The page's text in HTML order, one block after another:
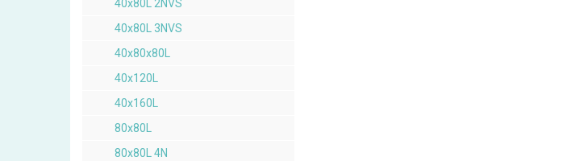
40x80L 2NVS
40x80L 3NVS
40x80x80L
40x120L
40x160L
80x80L
80x80L 4N